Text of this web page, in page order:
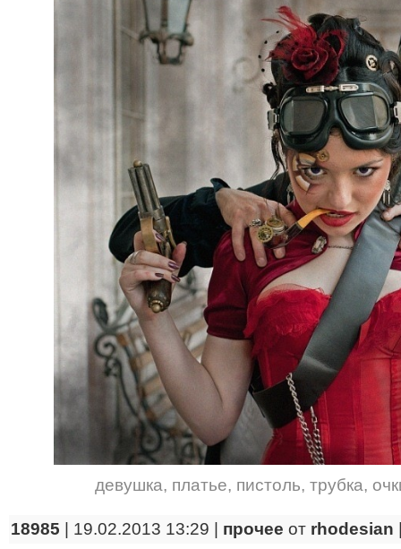
девушка, платье, пистоль, трубка,
18985 | 19.02.2013 13:29 | прочее от rhodesian